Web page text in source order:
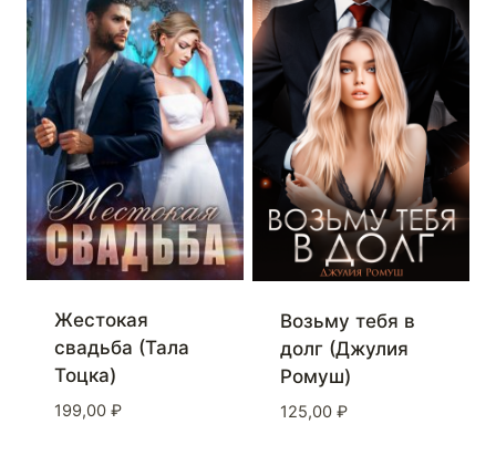
Жестокая
свадьба (Тала
Тоцка)
199,00 ₽
Возьму тебя в
долг (Джулия
Ромуш)
125,00 ₽